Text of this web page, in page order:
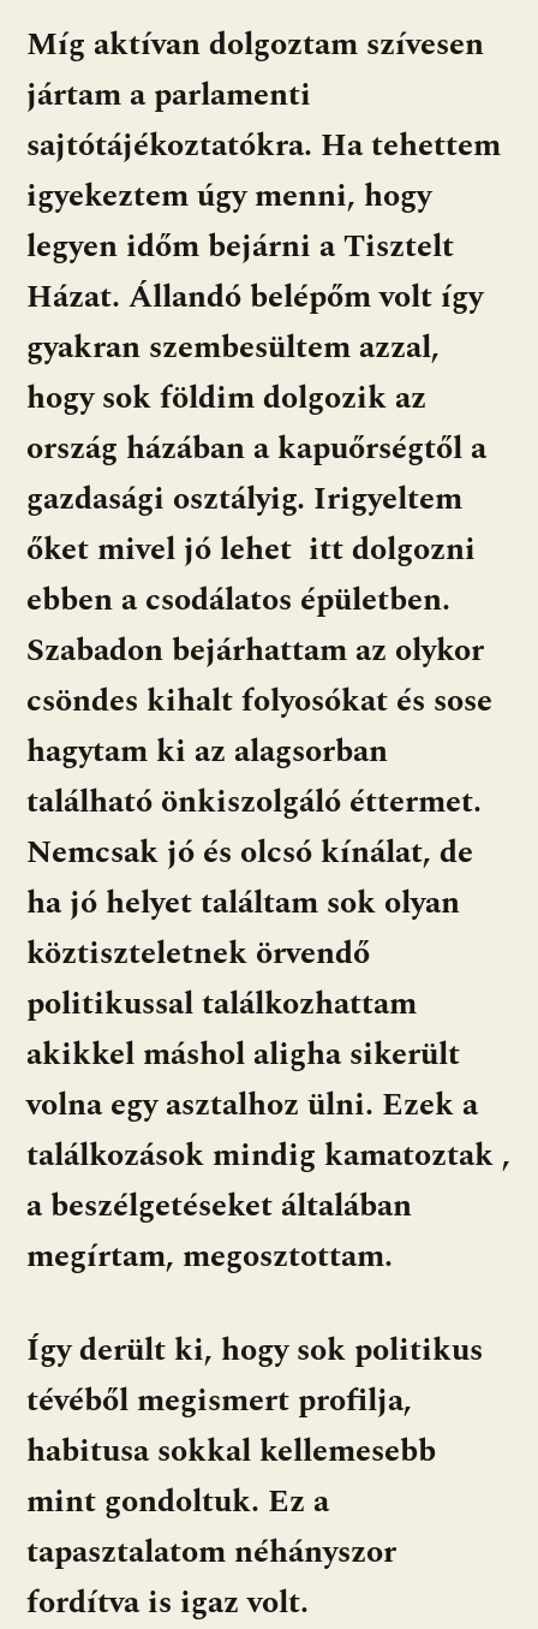
e
b
o
o
k
er at
s
A
p
p
d
di
t
ai
l
t za
m
g
Míg aktívan dolgoztam szívesen
jártam a parlamenti
sajtótájékoztatókra. Ha tehettem
igyekeztem úgy menni, hogy
legyen időm bejárni a Tisztelt
Házat. Állandó belépőm volt így
gyakran szembesültem azzal,
hogy sok földim dolgozik az
ország házában a kapuőrségtől a
gazdasági osztályig. Irigyeltem
őket mivel jó lehet itt dolgozni
ebben a csodálatos épületben.
Szabadon bejárhattam az olykor
csöndes kihalt folyosókat és sose
hagytam ki az alagsorban
található önkiszolgáló éttermet.
Nemcsak jó és olcsó kínálat, de
ha jó helyet találtam sok olyan
köztiszteletnek örvendő
politikussal találkozhattam
akikkel máshol aligha sikerült
volna egy asztalhoz ülni. Ezek a
találkozások mindig kamatoztak ,
a beszélgetéseket általában
megírtam, megosztottam.
Így derült ki, hogy sok politikus
tévéből megismert profilja,
habitusa sokkal kellemesebb
mint gondoltuk. Ez a
tapasztalatom néhányszor
fordítva is igaz volt.